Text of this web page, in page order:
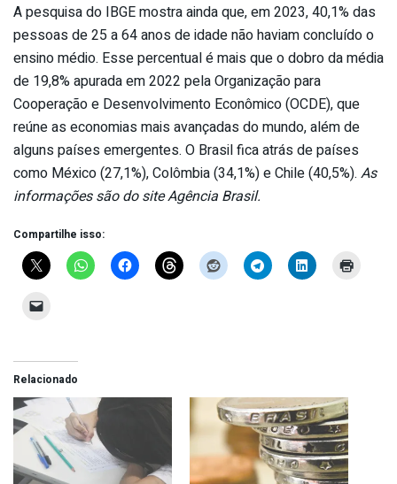
A pesquisa do IBGE mostra ainda que, em 2023, 40,1% das
pessoas de 25 a 64 anos de idade não haviam concluído o
ensino médio. Esse percentual é mais que o dobro da média
de 19,8% apurada em 2022 pela Organização para
Cooperação e Desenvolvimento Econômico (OCDE), que
reúne as economias mais avançadas do mundo, além de
alguns países emergentes. O Brasil fica atrás de países
como México (27,1%), Colômbia (34,1%) e Chile (40,5%). As
informações são do site Agência Brasil.
Compartilhe isso:
Relacionado